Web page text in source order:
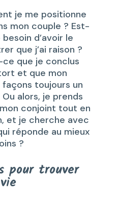
je me positionne
mon couple ? Est-
d’avoir le
que j’ai raison ?
que je conclus
et que mon
toujours un
alors, je prends
conjoint tout en
et je cherche avec
réponde au mieux
?
pour trouver